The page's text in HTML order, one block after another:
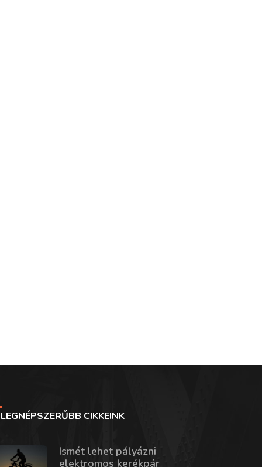
LEGNÉPSZERŰBB CIKKEINK
Ismét lehet pályázni
elektromos kerékpár